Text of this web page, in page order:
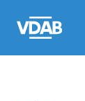
naar
een
een
job
naar